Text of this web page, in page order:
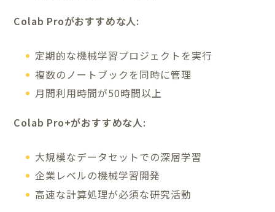
Colab Proがおすすめな人:
定期的な機械学習プロジェクトを実行
複数のノートブックを同時に管理
月間利用時間が50時間以上
Colab Pro+がおすすめな人:
大規模なデータセットでの深層学習
企業レベルの機械学習開発
高速な計算処理が必須な研究活動